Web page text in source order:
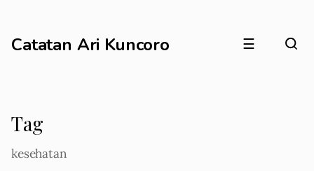
Catatan Ari Kuncoro ☰
Tag
kesehatan